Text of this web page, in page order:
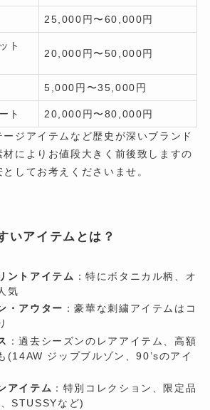
25,000円〜60,000円
ト
20,000円〜50,000円
5,000円〜35,000円
ト
20,000円〜80,000円
ジアイテムなど歴史が深いブランド
によりお値段大きく前後致しますの
してお考えくださいませ。
いアイテムとは？
ントアイテム ：特にボタニカル柄、オ
気
・アウター ：豪華な刺繍アイテムはコ
：過去シーズンのレアアイテム、高額
(14AW ジップブルゾン、90’sのアイ
アイテム ：特別コレクション、限定品
STUSSYなど)